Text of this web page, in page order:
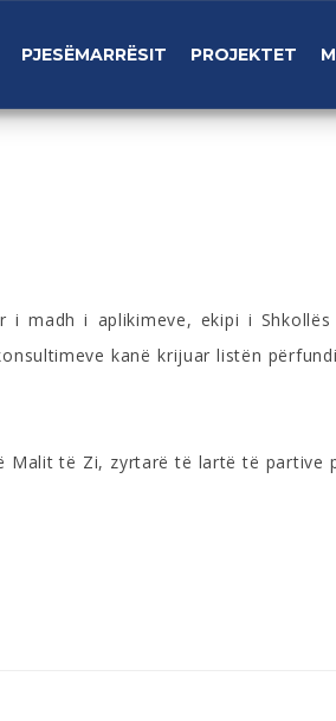
PJESËMARRËSIT PROJEKTET
i madh i aplikimeve, ekipi i
kanë krijuar listën
të Zi, zyrtarë të lartë të partive